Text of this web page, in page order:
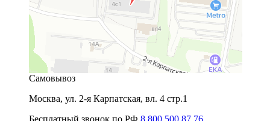
Самовывоз
Москва, ул. 2-я Карпатская, вл. 4 стр.1
Бесплатный звонок по РФ 8 800 500 87 76